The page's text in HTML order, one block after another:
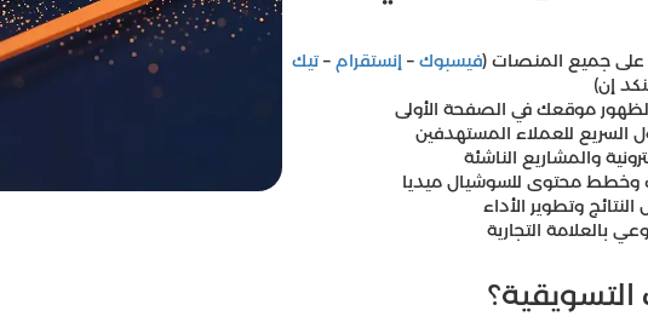
على جميع المنصات (فيسبوك – إنستقرام –تيك
إن)
لظهور موقعك في الصفحة الأولى
والمشاريع الناشئة
وخطط محتوى للسوشيال ميديا
وتطوير الأداء
بالعلامة التجارية